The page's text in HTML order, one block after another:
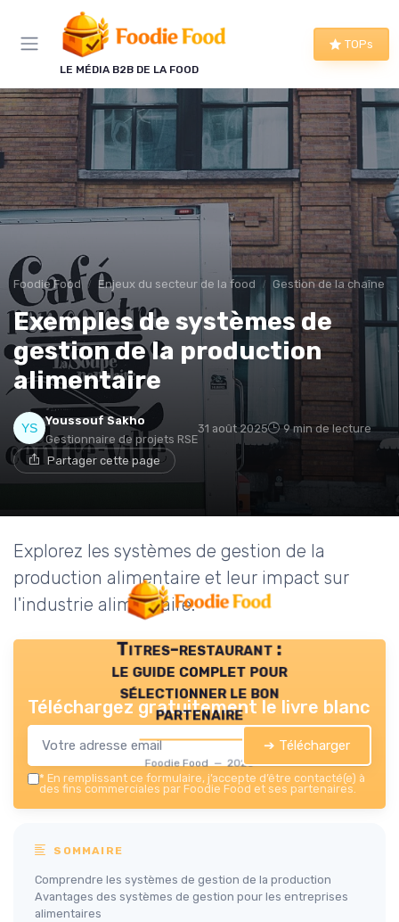
LE MÉDIA B2B DE LA FOOD
TOPs
Foodie Food Enjeux du secteur de la food Gestion de la chaîne
Exemples de systèmes de
gestion de la production
alimentaire
Youssouf Sakho
Gestionnaire de projets RSE
31 août 2025 9 min de lecture
Partager cette page
Explorez les systèmes de gestion de la
production alimentaire et leur impact sur
l'industrie alimentaire.
Titres-restaurant :
le guide complet pour
sélectionner le bon
partenaire
Foodie Food — 2026
Téléchargez gratuitement le livre blanc
➔ Télécharger
* En remplissant ce formulaire, j’accepte d’être contacté(e) à
des fins commerciales par Foodie Food et ses partenaires.
SOMMAIRE
Comprendre les systèmes de gestion de la production
Avantages des systèmes de gestion pour les entreprises
alimentaires
Panneau de gestion des cookies